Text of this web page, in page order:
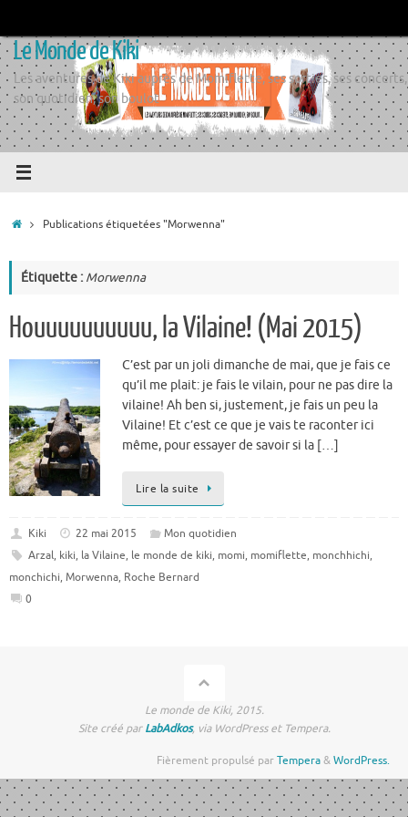
contenu
Le Monde de Kiki
Les aventures de Kiki auprès de Momiflette, ses sorties, ses concerts,
son quotidien, son boulot
AccueilPublications étiquetées "Morwenna"
Étiquette : Morwenna
Houuuuuuuuuu, la Vilaine! (Mai 2015)
C’est par un joli dimanche de mai, que je fais ce
qu’il me plait: je fais le vilain, pour ne pas dire la
vilaine! Ah ben si, justement, je fais un peu la
Vilaine! Et c’est ce que je vais te raconter ici
même, pour essayer de savoir si la […]
Lire la suite
Kiki 22 mai 2015
Mon quotidien
Arzal, kiki, la Vilaine, le monde de kiki, momi, momiflette, monchhichi,
monchichi, Morwenna, Roche Bernard
0
Le monde de Kiki, 2015.
Site créé parLabAdkos, via WordPress et Tempera.
Fièrement propulsé parTempera&WordPress.